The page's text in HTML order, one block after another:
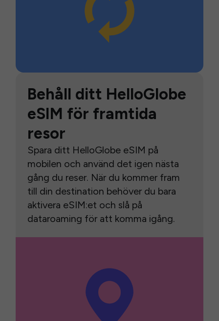
Behåll ditt HelloGlobe
eSIM för framtida
resor
Spara ditt HelloGlobe eSIM på
mobilen och använd det igen nästa
gång du reser. När du kommer fram
till din destination behöver du bara
aktivera eSIM:et och slå på
dataroaming för att komma igång.